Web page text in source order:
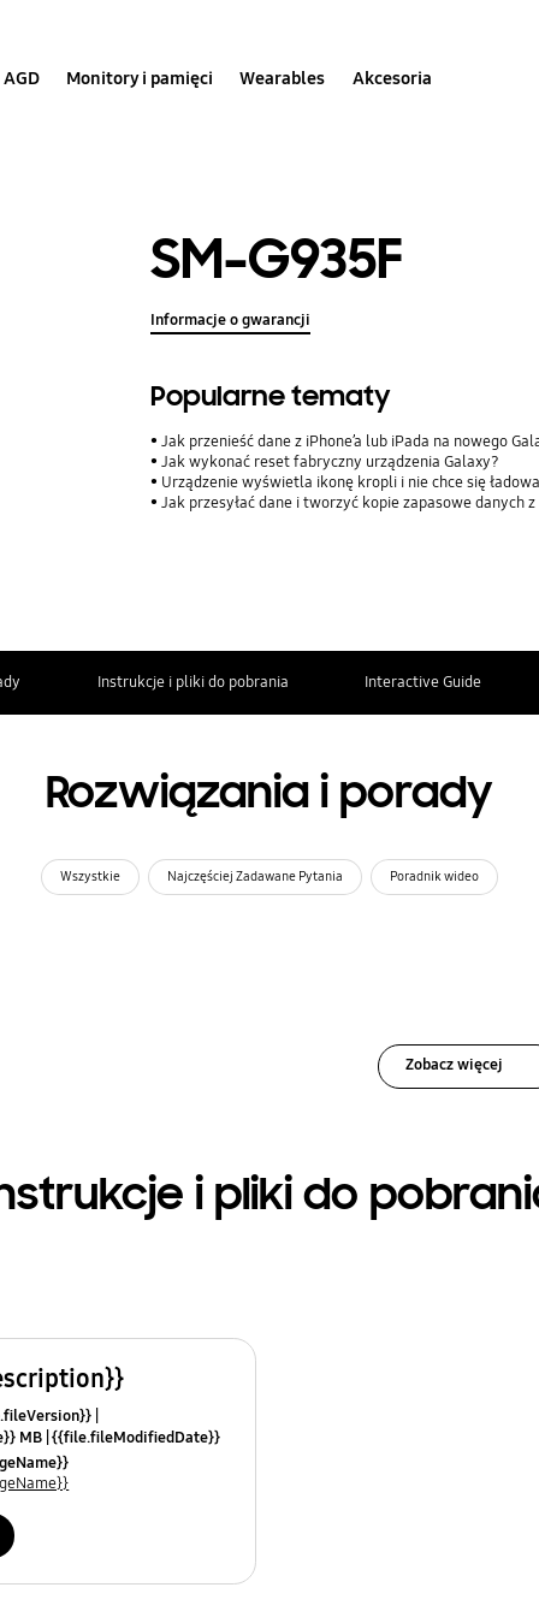
AGD Monitory i pamięci Wearables Akcesoria
SM-G935F
Informacje o gwarancji
Popularne tematy
Jak przenieść dane z iPhone’a lub iPada na nowego
Jak wykonać reset fabryczny urządzenia Galaxy?
Urządzenie wyświetla ikonę kropli i nie chce się
Jak przesyłać dane i tworzyć kopie zapasowe
Instrukcje i pliki do pobrania Interactive Guide
Rozwiązania i porady
Wszystkie Najczęściej Zadawane Pytania Poradnik wideo
Zobacz więcej
i pliki do
MB {{file.fileModifiedDate}}